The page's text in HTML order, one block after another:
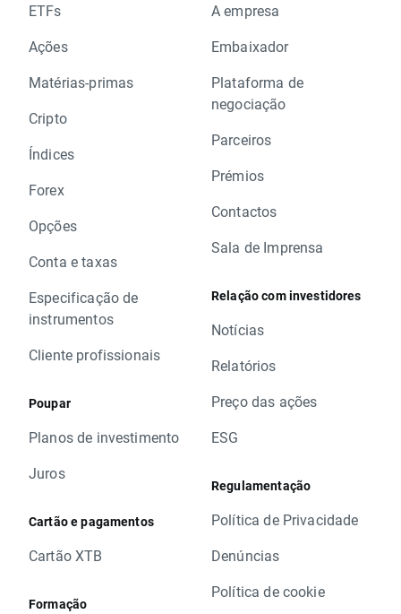
ETFs
Ações
Matérias-primas
Cripto
Índices
Forex
Opções
Conta e taxas
Especificação de
instrumentos
Cliente profissionais
Poupar
Planos de investimento
Juros
Cartão e pagamentos
Cartão XTB
Formação
A empresa
Embaixador
Plataforma de
negociação
Parceiros
Prémios
Contactos
Sala de Imprensa
Relação com investidores
Notícias
Relatórios
Preço das ações
ESG
Regulamentação
Política de Privacidade
Denúncias
Política de cookie